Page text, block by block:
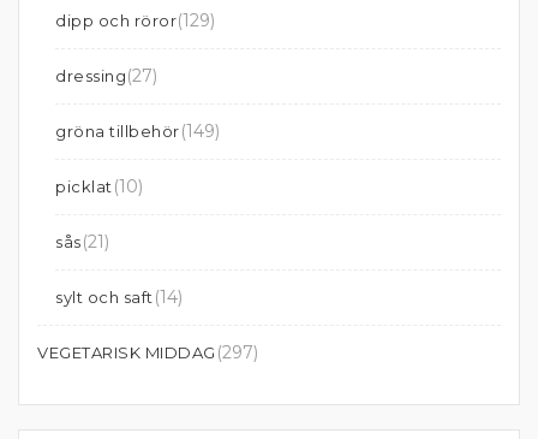
dipp och röror(129)
dressing(27)
gröna tillbehör(149)
picklat (10)
sås(21)
sylt och saft (14)
VEGETARISK MIDDAG (297)